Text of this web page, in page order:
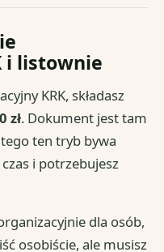
i listownie
KRK, składasz
zł. Dokument jest tam
ten tryb bywa
i potrzebujesz
dla osób,
osobiście, ale musisz